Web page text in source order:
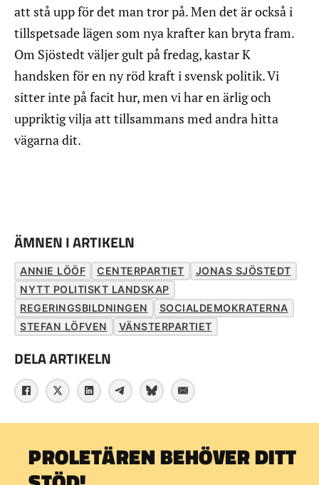
att stå upp för det man tror på. Men det är också i
tillspetsade lägen som nya krafter kan bryta fram.
Om Sjöstedt väljer gult på fredag, kastar K
handsken för en ny röd kraft i svensk politik. Vi
sitter inte på facit hur, men vi har en ärlig och
uppriktig vilja att tillsammans med andra hitta
vägarna dit.
ÄMNEN I ARTIKELN
ANNIE LÖÖF CENTERPARTIET
JONAS SJÖSTEDT
NYTT POLITISKT LANDSKAP
REGERINGSBILDNINGEN
SOCIALDEMOKRATERNA
STEFAN LÖFVEN
VÄNSTERPARTIET
DELA ARTIKELN
PROLETÄREN BEHÖVER DITT